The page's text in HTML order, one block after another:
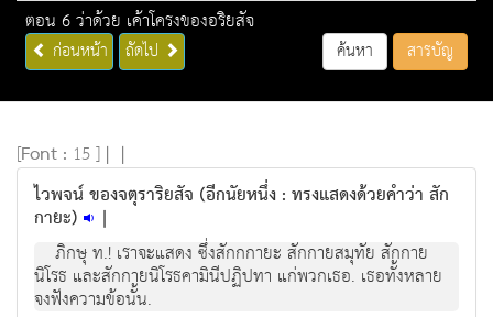
ตอน 6 ว่าด้วย เค้าโครงของอริยสัจ
ก่อนหน้า ถัดไป ค้นหา สารบัญ
[Font : 15 ] | |
ไวพจน ของจตุราริยสัจ (อีกนัยหนึ่ง : ทรงแสดงดวยคําวา สัก
กายะ) |
ภิกษุ ท.! เราจะแสดง ซึ่งสักกกายะ สักกายสมุทัย สักกาย
นิโรธ และสักกายนิโรธคามินีปฏิปทา แกพวกเธอ. เธอทั้งหลาย
จงฟงความขอนั้น.